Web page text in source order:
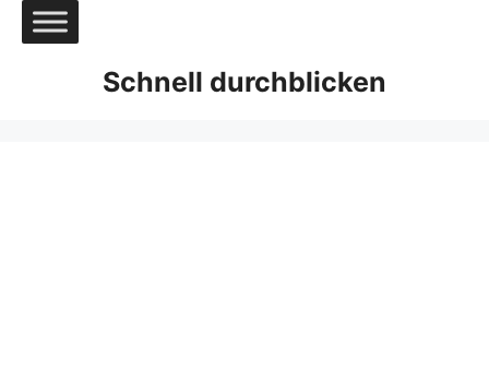
Zum
Inhalt
Schnell durchblicken